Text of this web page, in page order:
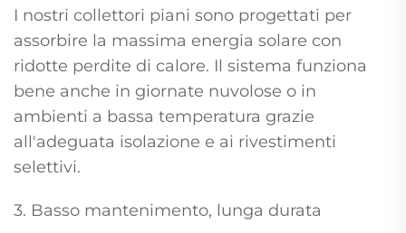
I nostri collettori piani sono progettati per
assorbire la massima energia solare con
ridotte perdite di calore. Il sistema funziona
bene anche in giornate nuvolose o in
ambienti a bassa temperatura grazie
all'adeguata isolazione e ai rivestimenti
selettivi.
3. Basso mantenimento, lunga durata